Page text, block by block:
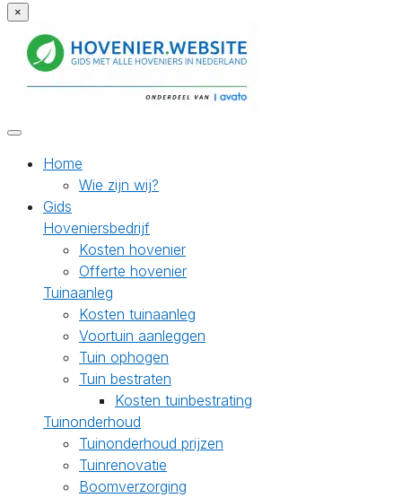
×
Home
Wie zijn wij?
Gids
Hoveniersbedrijf
Kosten hovenier
Offerte hovenier
Tuinaanleg
Kosten tuinaanleg
Voortuin aanleggen
Tuin ophogen
Tuin bestraten
Kosten tuinbestrating
Tuinonderhoud
Tuinonderhoud prijzen
Tuinrenovatie
Boomverzorging